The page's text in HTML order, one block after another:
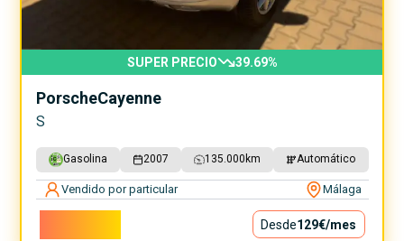
SUPER PRECIO 39.69%
PorscheCayenne
S
Gasolina 2007 135.000 km Automático
Vendido por particular Málaga
Desde129€/mes